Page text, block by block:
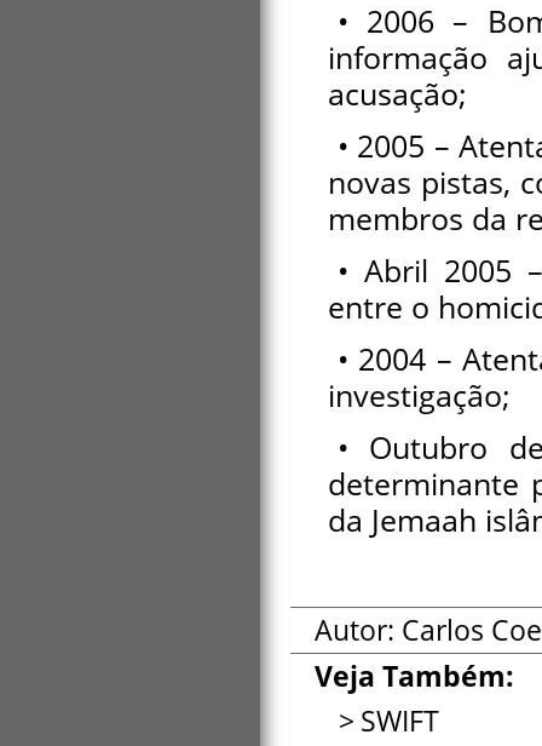
• 2006 –
informação
acusação;
• 2005 –
novas pistas,
membros da
• Abril 2005
entre o
• 2004 –
investigação;
• Outubro
determinante
da Jemaah
Autor: Carlos
Veja Também:
SWIFT